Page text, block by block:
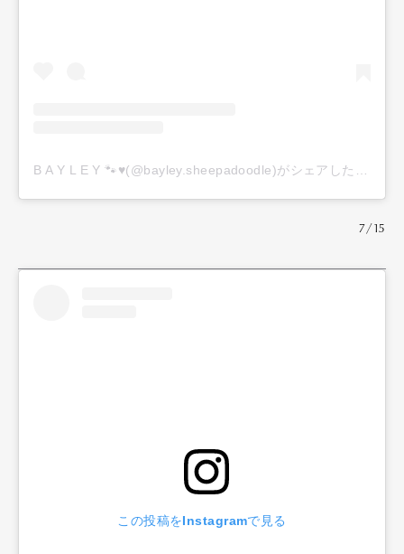
7/15
この投稿をInstagramで見る